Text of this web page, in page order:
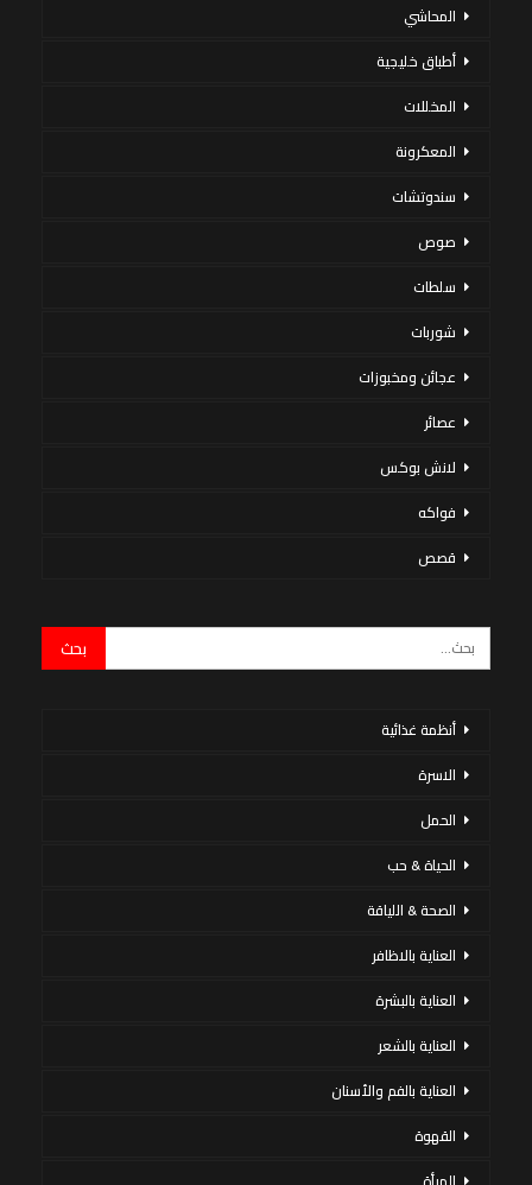
المحاشي
أطباق خليجية
المخللات
المعكرونة
سندوتشات
صوص
سلطات
شوربات
عجائن ومخبوزات
عصائر
لانش بوكس
فواكه
قصص
أنظمة غذائية
الاسرة
الحمل
الحياة & حب
الصحة & اللياقة
العناية بالاظافر
العناية بالبشرة
العناية بالشعر
العناية بالفم والأسنان
القهوة